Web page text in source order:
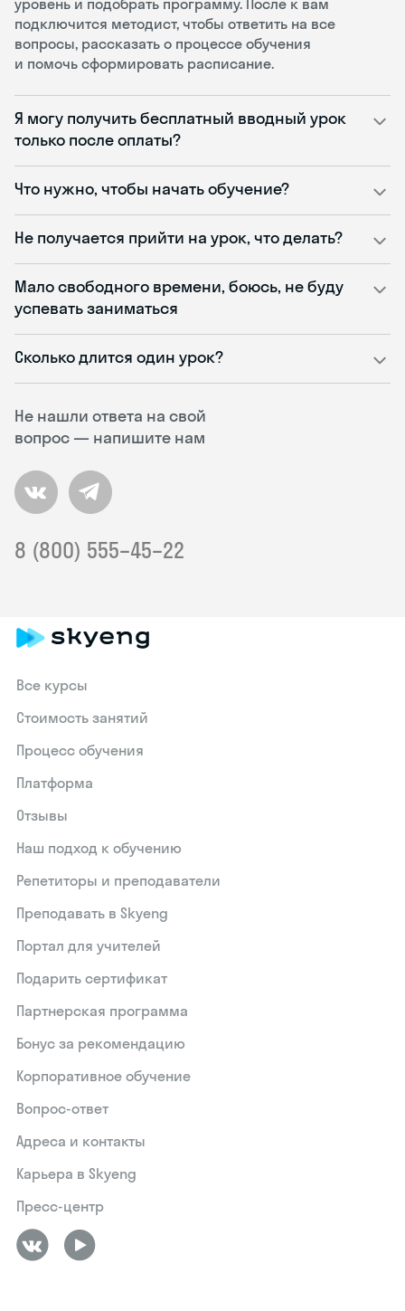
Не нашли ответа на свой
вопрос — напишите нам
8 (800) 555–45–22
уровень и подобрать программу. После к вам
подключится методист, чтобы ответить на все
вопросы, рассказать о процессе обучения
и помочь сформировать расписание.
Я могу получить бесплатный вводный урок
только после оплаты?
Что нужно, чтобы начать обучение?
Не получается прийти на урок, что делать?
Мало свободного времени, боюсь, не буду
успевать заниматься
Сколько длится один урок?
Все курсы
Стоимость занятий
Процесс обучения
Платформа
Отзывы
Наш подход к обучению
Репетиторы и преподаватели
Преподавать в Skyeng
Портал для учителей
Подарить сертификат
Партнерская программа
Бонус за рекомендацию
Корпоративное обучение
Вопрос-ответ
Адреса и контакты
Карьера в Skyeng
Пресс-центр